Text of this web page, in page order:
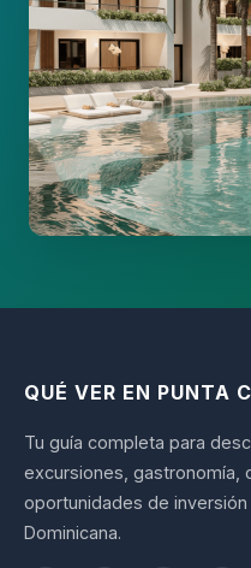
QUÉ VER EN PUNTA
Tu guía completa para
excursiones, gastronomía,
oportunidades de inversión
Dominicana.